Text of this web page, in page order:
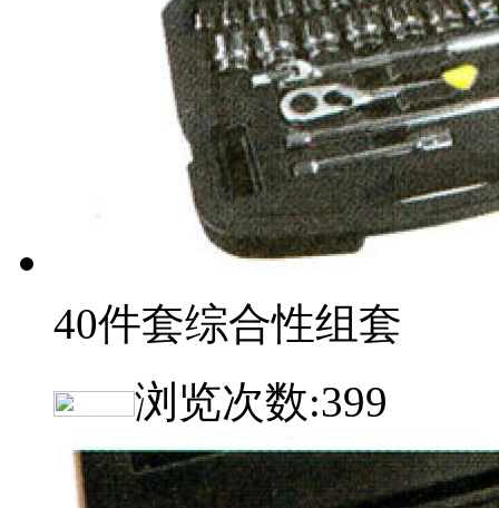
40件套综合性组套
浏览次数:399